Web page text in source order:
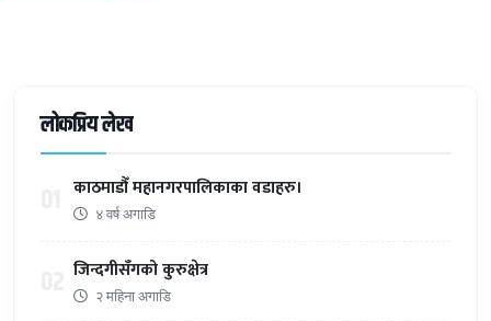
लोकप्रिय लेख
काठमाडौँ महानगरपालिकाका वडाहरु।
४ वर्ष अगाडि
जिन्दगीसँगको कुरुक्षेत्र
२ महिना अगाडि